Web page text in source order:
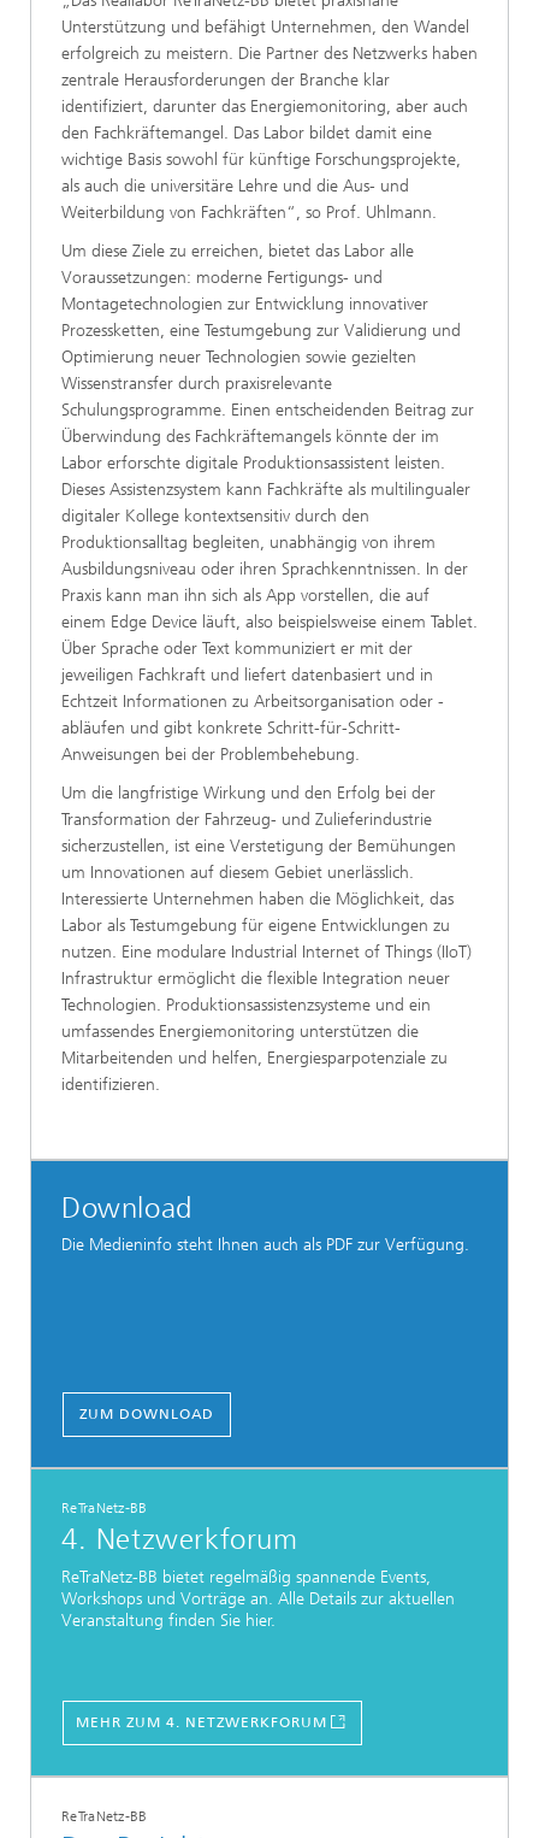
Unterstützung und befähigt Unternehmen, den Wandel
erfolgreich zu meistern. Die Partner des Netzwerks haben
zentrale Herausforderungen der Branche klar
identifiziert, darunter das Energiemonitoring, aber auch
den Fachkräftemangel. Das Labor bildet damit eine
wichtige Basis sowohl für künftige Forschungsprojekte,
als auch die universitäre Lehre und die Aus- und
Weiterbildung von Fachkräften“, so Prof. Uhlmann.
Um diese Ziele zu erreichen, bietet das Labor alle
Voraussetzungen: moderne Fertigungs- und
Montagetechnologien zur Entwicklung innovativer
Prozessketten, eine Testumgebung zur Validierung und
Optimierung neuer Technologien sowie gezielten
Wissenstransfer durch praxisrelevante
Schulungsprogramme. Einen entscheidenden Beitrag zur
Überwindung des Fachkräftemangels könnte der im
Labor erforschte digitale Produktionsassistent leisten.
Dieses Assistenzsystem kann Fachkräfte als multilingualer
digitaler Kollege kontextsensitiv durch den
Produktionsalltag begleiten, unabhängig von ihrem
Ausbildungsniveau oder ihren Sprachkenntnissen. In der
Praxis kann man ihn sich als App vorstellen, die auf
einem Edge Device läuft, also beispielsweise einem Tablet.
Über Sprache oder Text kommuniziert er mit der
jeweiligen Fachkraft und liefert datenbasiert und in
Echtzeit Informationen zu Arbeitsorganisation oder -
abläufen und gibt konkrete Schritt-für-Schritt-
Anweisungen bei der Problembehebung.
Um die langfristige Wirkung und den Erfolg bei der
Transformation der Fahrzeug- und Zulieferindustrie
sicherzustellen, ist eine Verstetigung der Bemühungen
um Innovationen auf diesem Gebiet unerlässlich.
Interessierte Unternehmen haben die Möglichkeit, das
Labor als Testumgebung für eigene Entwicklungen zu
nutzen. Eine modulare Industrial Internet of Things (IIoT)
Infrastruktur ermöglicht die flexible Inte­gration neuer
Technologien. Produktionsassistenzsysteme und ein
umfassendes Energiemonitoring unterstützen die
Mitarbeitenden und helfen, Energiesparpotenziale zu
identifizieren.
Download
Die Medieninfo steht Ihnen auch als PDF zur Verfügung.
ZUM DOWNLOAD
ReTraNetz-BB
4. Netzwerkforum
ReTraNetz-BB bietet regelmäßig spannende Events,
Workshops und Vorträge an. Alle Details zur aktuellen
Veranstaltung finden Sie hier.
MEHR ZUM 4. NETZWERKFORUM
ReTraNetz-BB